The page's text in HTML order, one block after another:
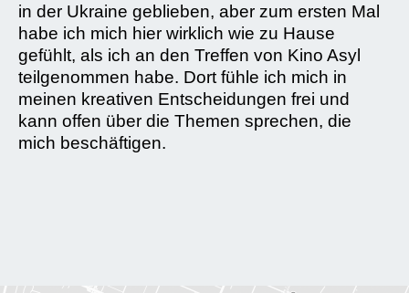
in der Ukraine geblieben, aber zum ersten Mal
habe ich mich hier wirklich wie zu Hause
gefühlt, als ich an den Treffen von Kino Asyl
teilgenommen habe. Dort fühle ich mich in
meinen kreativen Entscheidungen frei und
kann offen über die Themen sprechen, die
mich beschäftigen.